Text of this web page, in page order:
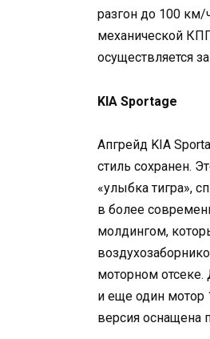
разгон до 100 км/
механической
осуществляется
KIA Sportage
Апгрейд KIA
стиль сохранен.
«улыбка тигра»,
в более
молдингом,
моторном
и еще один мотор
версия оснащена